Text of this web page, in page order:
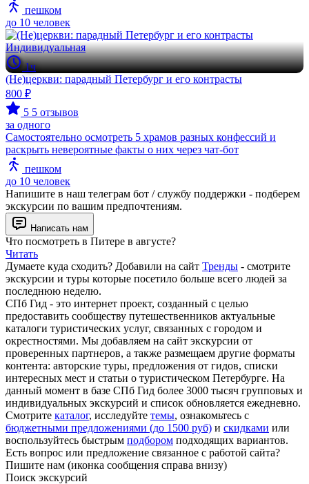
пешком
до 10 человек
Индивидуальная
1ч
(Не)церкви: парадный Петербург и его контрасты
800 ₽
5 5 отзывов
за одного
Самостоятельно осмотреть 5 храмов разных конфессий и
раскрыть невероятные факты о них через чат-бот
пешком
до 10 человек
Напишите в наш телеграм бот / службу поддержки - подберем
экскурсии по вашим предпочтениям.
Написать нам
Что посмотреть в Питере в августе?
Читать
Думаете куда сходить? Добавили на сайт Тренды - смотрите
экскурсии и туры которые посетило больше всего людей за
последнюю неделю.
СПб Гид - это интернет проект, созданный с целью
предоставить сообществу путешественников актуальные
каталоги туристических услуг, связанных с городом и
окрестностями. Мы добавляем на сайт экскурсии от
проверенных партнеров, а также размещаем другие форматы
контента: авторские туры, предложения от гидов, списки
интересных мест и статьи о туристическом Петербурге. На
данный момент в базе СПб Гид более 3000 тысяч групповых и
индивидуальных экскурсий и список обновляется ежедневно.
Смотрите каталог, исследуйте темы, ознакомьтесь с
бюджетными предложениями (до 1500 руб) и скидками или
воспользуйтесь быстрым подбором подходящих вариантов.
Есть вопрос или предложение связанное с работой сайта?
Пишите нам (иконка сообщения справа внизу)
Поиск экскурсий